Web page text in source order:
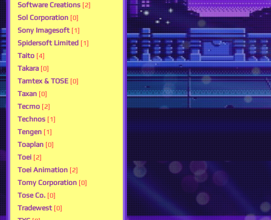
Software Creations [2]
Sol Corporation [0]
Sony Imagesoft [1]
Spidersoft Limited [1]
Taito [4]
Takara [0]
Tamtex & TOSE [0]
Taxan [0]
Tecmo [2]
Technos [1]
Tengen [1]
Toaplan [0]
Toei [2]
Toei Animation [2]
Tomy Corporation [0]
Tose Co. [0]
Tradewest [0]